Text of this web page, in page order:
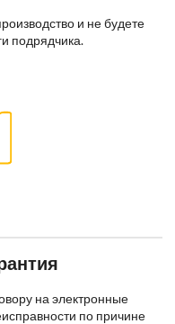
и не будете
подрядчика.
на электронные
по причине